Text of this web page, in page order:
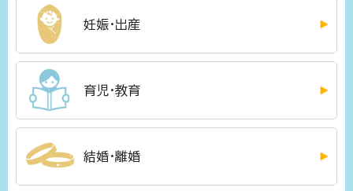
妊娠・出産
育児・教育
結婚・離婚